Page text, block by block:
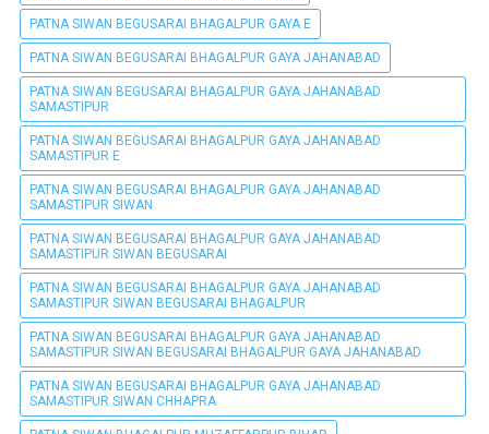
PATNA SIWAN BEGUSARAI BHAGALPUR GAYA E
PATNA SIWAN BEGUSARAI BHAGALPUR GAYA JAHANABAD
PATNA SIWAN BEGUSARAI BHAGALPUR GAYA JAHANABAD
SAMASTIPUR
PATNA SIWAN BEGUSARAI BHAGALPUR GAYA JAHANABAD
SAMASTIPUR E
PATNA SIWAN BEGUSARAI BHAGALPUR GAYA JAHANABAD
SAMASTIPUR SIWAN
PATNA SIWAN BEGUSARAI BHAGALPUR GAYA JAHANABAD
SAMASTIPUR SIWAN BEGUSARAI
PATNA SIWAN BEGUSARAI BHAGALPUR GAYA JAHANABAD
SAMASTIPUR SIWAN BEGUSARAI BHAGALPUR
PATNA SIWAN BEGUSARAI BHAGALPUR GAYA JAHANABAD
SAMASTIPUR SIWAN BEGUSARAI BHAGALPUR GAYA JAHANABAD
PATNA SIWAN BEGUSARAI BHAGALPUR GAYA JAHANABAD
SAMASTIPUR SIWAN CHHAPRA